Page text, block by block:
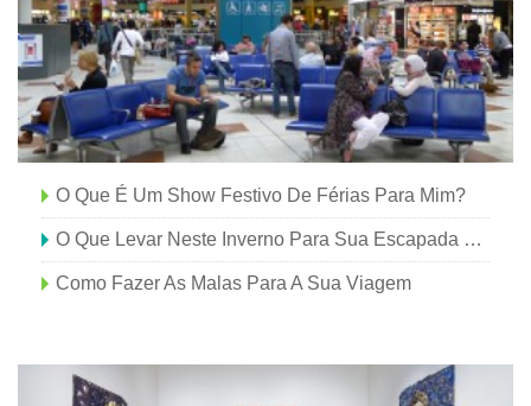
O Que É Um Show Festivo De Férias Para Mim?
O Que Levar Neste Inverno Para Sua Escapada Em Greater Palm Springs
Como Fazer As Malas Para A Sua Viagem